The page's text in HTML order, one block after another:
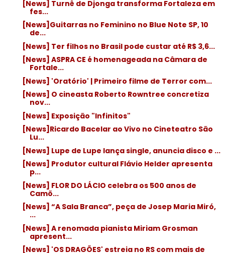
[News] Turnê de Djonga transforma Fortaleza em
fes...
[News]Guitarras no Feminino no Blue Note SP, 10
de...
[News] Ter filhos no Brasil pode custar até R$ 3,6...
[News] ASPRA CE é homenageada na Câmara de
Fortale...
[News] 'Oratório' | Primeiro filme de Terror com...
[News] O cineasta Roberto Rowntree concretiza
nov...
[News] Exposição "Infinitos"
[News]Ricardo Bacelar ao Vivo no Cineteatro São
Lu...
[News] Lupe de Lupe lança single, anuncia disco e ...
[News] Produtor cultural Flávio Helder apresenta
p...
[News] FLOR DO LÁCIO celebra os 500 anos de
Camõ...
[News] “A Sala Branca”, peça de Josep Maria Miró,
...
[News] A renomada pianista Miriam Grosman
apresent...
[News] 'OS DRAGÕES' estreia no RS com mais de